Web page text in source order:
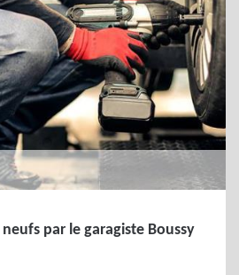
par le garagiste Boussy